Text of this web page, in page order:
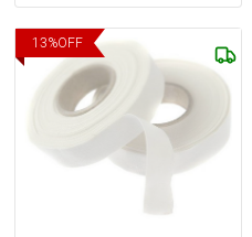
13%OFF